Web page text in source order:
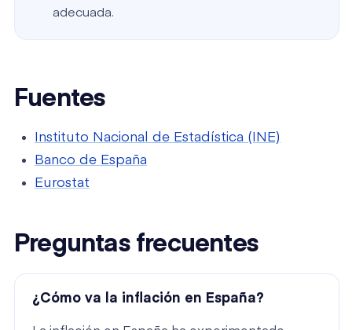
adecuada.
Fuentes
Instituto Nacional de Estadística (INE)
Banco de España
Eurostat
Preguntas frecuentes
¿Cómo va la inflación en España?